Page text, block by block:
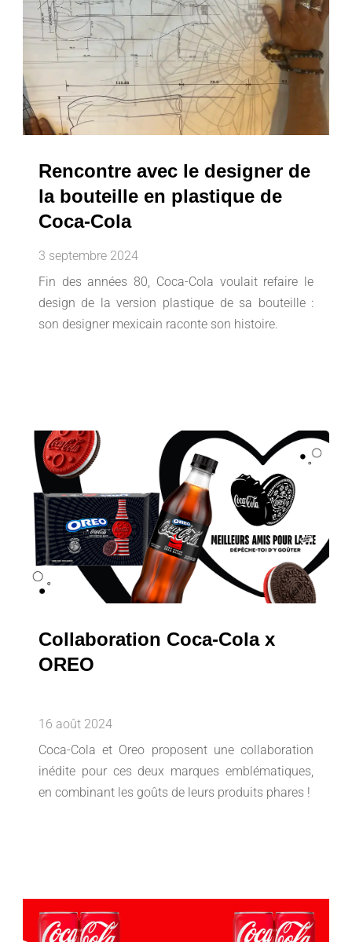
Rencontre avec le designer de
la bouteille en plastique de
Coca-Cola
3 septembre 2024
Fin des années 80, Coca-Cola voulait refaire le
design de la version plastique de sa bouteille :
son designer mexicain raconte son histoire.
Collaboration Coca-Cola x
OREO
16 août 2024
Coca-Cola et Oreo proposent une collaboration
inédite pour ces deux marques emblématiques,
en combinant les goûts de leurs produits phares !